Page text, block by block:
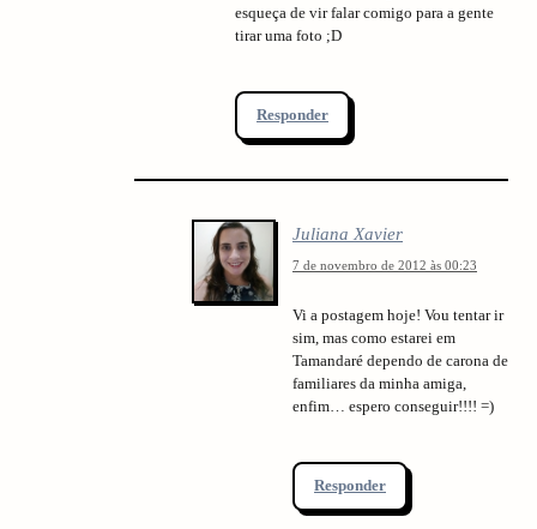
esqueça de vir falar comigo para a gente
tirar uma foto ;D
Responder
Juliana Xavier
7 de novembro de 2012 às 00:23
Vi a postagem hoje! Vou tentar ir
sim, mas como estarei em
Tamandaré dependo de carona de
familiares da minha amiga,
enfim… espero conseguir!!!! =)
Responder